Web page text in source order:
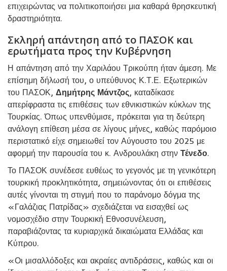
επιχειρώντας να πολιτικοποιήσει μια καθαρά θρησκευτική
δραστηριότητα.
Σκληρή απάντηση από το ΠΑΣΟΚ και
ερωτήματα προς την Κυβέρνηση
Η απάντηση από την Χαριλάου Τρικούπη ήταν άμεση. Με
επίσημη δήλωσή του, ο υπεύθυνος Κ.Τ.Ε. Εξωτερικών
του ΠΑΣΟΚ, Δημήτρης Μάντζος, καταδίκασε
απερίφραστα τις επιθέσεις των εθνικιστικών κύκλων της
Τουρκίας. Όπως υπενθύμισε, πρόκειται για τη δεύτερη
ανάλογη επίθεση μέσα σε λίγους μήνες, καθώς παρόμοιο
περιστατικό είχε σημειωθεί τον Αύγουστο του 2025 με
αφορμή την παρουσία του κ. Ανδρουλάκη στην Τένεδο.
Το ΠΑΣΟΚ συνέδεσε ευθέως το γεγονός με τη γενικότερη
τουρκική προκλητικότητα, σημειώνοντας ότι οι επιθέσεις
αυτές γίνονται τη στιγμή που το παράνομο δόγμα της
«Γαλάζιας Πατρίδας» σχεδιάζεται να εισαχθεί ως
νομοσχέδιο στην Τουρκική Εθνοσυνέλευση,
παραβιάζοντας τα κυριαρχικά δικαιώματα Ελλάδας και
Κύπρου.
«Οι μισαλλόδοξες και ακραίες αντιδράσεις, καθώς και οι